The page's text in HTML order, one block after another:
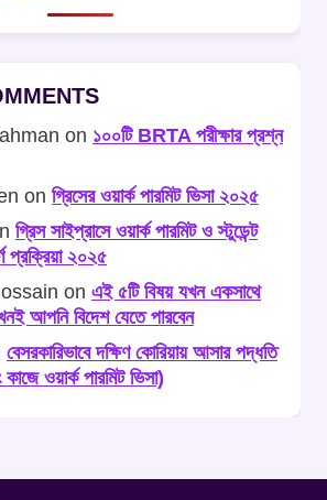
on ১০০টি BRTA পরীক্ষার প্রশ্ন
on গ্রিসের ওয়ার্ক পারমিট ভিসা ২০২৫
গ্রিস সাইপ্রাসে ওয়ার্ক পারমিট ও স্টুডেন্ট
প্রক্রিয়া ২০২৫
on এই ৫টি বিষয় যখন একসাথে
আপনি বিদেশ যেতে পারবেন
বেসরকারিভাবে দক্ষিণ কোরিয়ায় আসার পদ্ধতি
ওয়ার্ক পারমিট ভিসা)